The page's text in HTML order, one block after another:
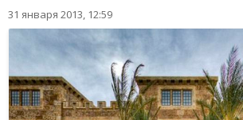
31 января 2013, 12:59